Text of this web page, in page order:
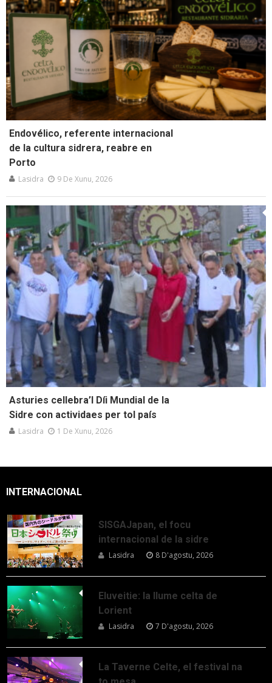
Endovélico, referente internacional
de la cultura sidrera, reabre en
Porto
Lasidra 9 De Xunu, 2026
Asturies cellebra’l Díi Mundial de la
Sidre con actividaes per tol país
Lasidra 1 De Xunu, 2026
INTERNACIONAL
SISGAJapan, el focu
internacional de la sidre
Lasidra 8 D'agostu, 2026
Eluveitie: la llume celta de
Lorient
Lasidra 7 D'agostu, 2026
La Taverne Celte, el festival na